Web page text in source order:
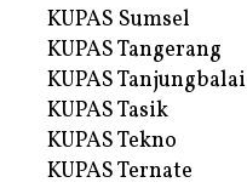
KUPAS Sumsel
KUPAS Tangerang
KUPAS Tanjungbalai
KUPAS Tasik
KUPAS Tekno
KUPAS Ternate